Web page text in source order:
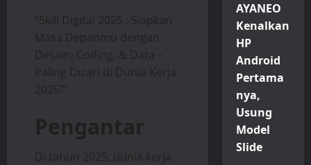
“Skill Digital 2025 : Siapkan
Masa Depanmu dengan
Desain, Coding, & Data –
Paling Dicari di Dunia Kerja
2025!”
Pengantar
Di tahun 2025, dunia kerja
AYANEO
Kenalkan
HP
Android
Pertama
nya,
Usung
Model
Slide